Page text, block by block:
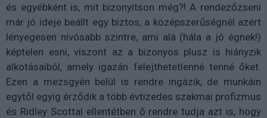
és egyébként is, mit bizonyítson még?! A rendezőzseni
már jó ideje beállt egy biztos, a középszerűségnél azért
lényegesen nívósabb szintre, ami alá (hála a jó égnek!)
képtelen esni, viszont az a bizonyos plusz is hiányzik
alkotásaiból, amely igazán felejthetetlenné tenné őket.
Ezen a mezsgyén belül is rendre ingázik, de munkáin
egytől egyig érződik a több évtizedes szakmai profizmus
és Ridley Scottal ellentétben ő rendre tudja azt is, hogy